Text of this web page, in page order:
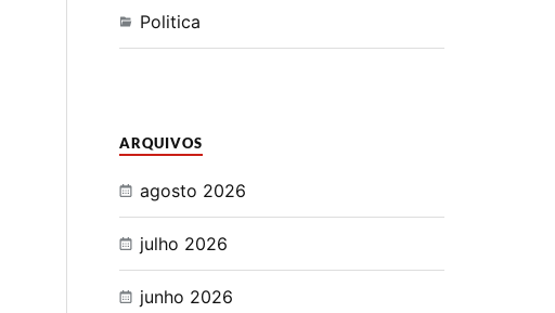
Politica
ARQUIVOS
agosto 2026
julho 2026
junho 2026